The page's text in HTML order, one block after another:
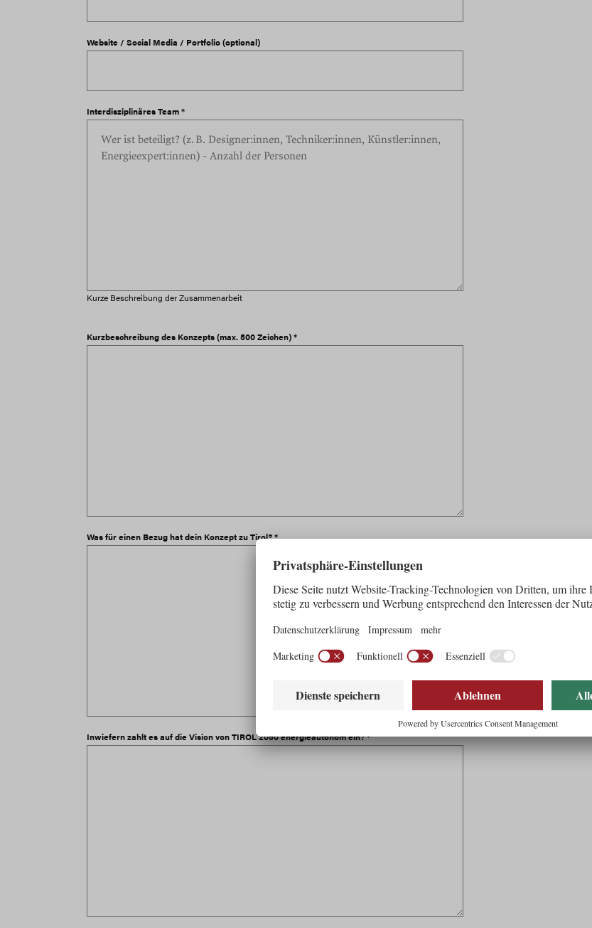
Website / Social Media / Portfolio (optional)
Interdisziplinäres Team *
Kurze Beschreibung der Zusammenarbeit
Kurzbeschreibung des Konzepts (max. 500 Zeichen) *
Was für einen Bezug hat dein Konzept zu Tirol? *
Inwiefern zahlt es auf die Vision von TIROL 2050 energieautonom ein? *